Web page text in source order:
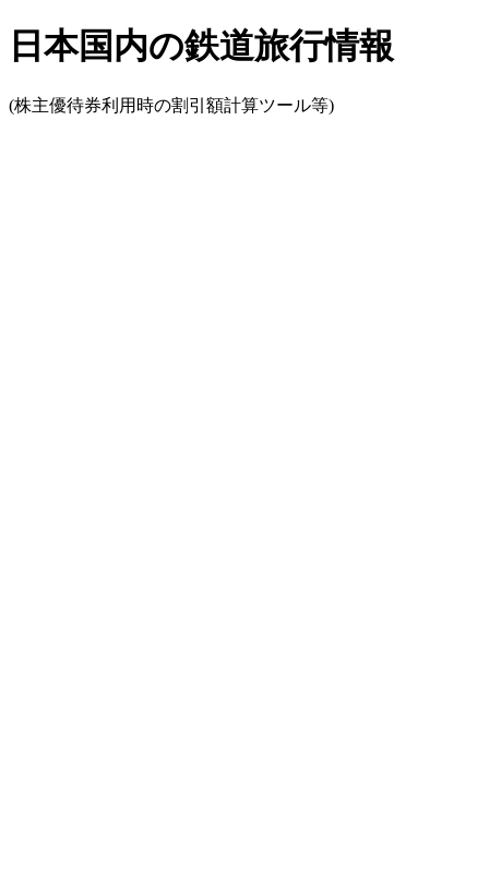
日本国内の鉄道旅行情報
(株主優待券利用時の割引額計算ツール等)